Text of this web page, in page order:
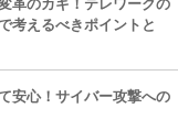
革のカギ！テレワークの
考えるべきポイントと
安心！サイバー攻撃への